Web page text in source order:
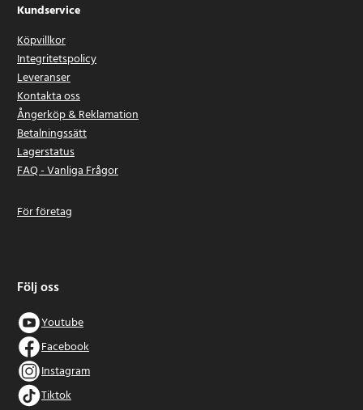
Kundservice
Köpvillkor
Integritetspolicy
Leveranser
Kontakta oss
Ångerköp & Reklamation
Betalningssätt
Lagerstatus
FAQ - Vanliga Frågor
För företag
Följ oss
Youtube
Facebook
Instagram
Tiktok